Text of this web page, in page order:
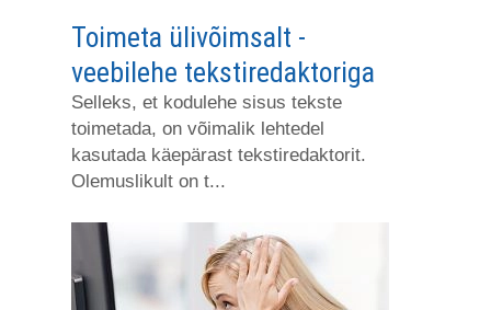
Toimeta ülivõimsalt -
veebilehe tekstiredaktoriga
Selleks, et kodulehe sisus tekste
toimetada, on võimalik lehtedel
kasutada käepärast tekstiredaktorit.
Olemuslikult on t...